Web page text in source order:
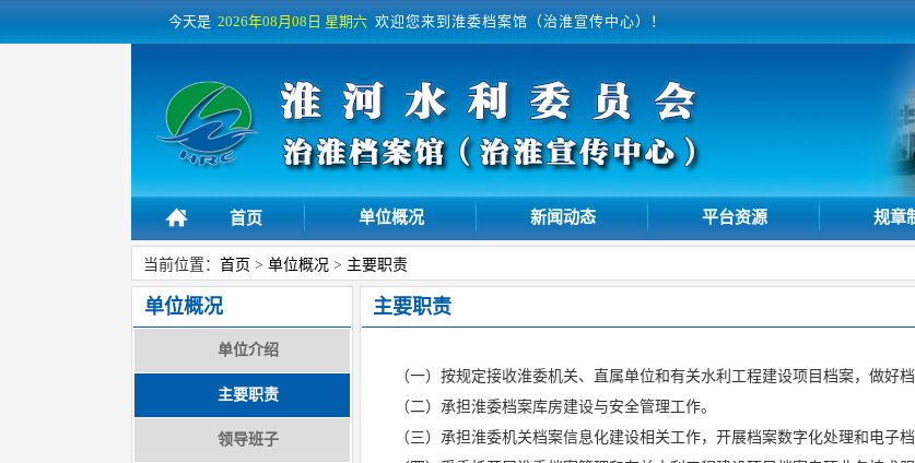
今天是 2026年08月08日 星期六 欢迎您来到淮委档案馆（治淮宣传中心）！
首页 单位概况 新闻动态 平台资源 规章
当前位置： 首页 > 单位概况 > 主要职责
单位概况
单位介绍
主要职责
领导班子
主要职责
（一）按规定接收淮委机关、直属单位和有关水利工程建设项目档案，做好
（二）承担淮委档案库房建设与安全管理工作。
（三）承担淮委机关档案信息化建设相关工作，开展档案数字化处理和电子档